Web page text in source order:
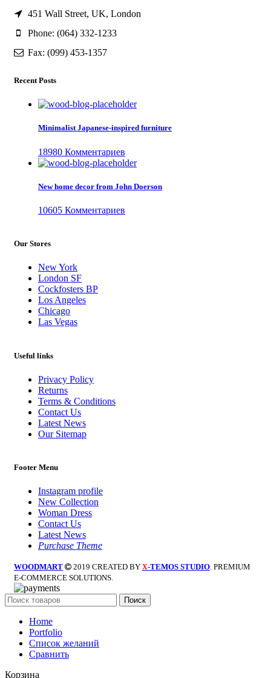
451 Wall Street, UK, London
Phone: (064) 332-1233
Fax: (099) 453-1357
Recent Posts
Minimalist Japanese-inspired furniture
18980 Комментариев
New home decor from John Doerson
10605 Комментариев
Our Stores
New York
London SF
Cockfosters BP
Los Angeles
Chicago
Las Vegas
Useful links
Privacy Policy
Returns
Terms & Conditions
Contact Us
Latest News
Our Sitemap
Footer Menu
Instagram profile
New Collection
Woman Dress
Contact Us
Latest News
Purchase Theme
WOODMART 2019 CREATED BY X-TEMOS STUDIO. PREMIUM
E-COMMERCE SOLUTIONS.
Поиск
Home
Portfolio
Список желаний
Сравнить
Корзина